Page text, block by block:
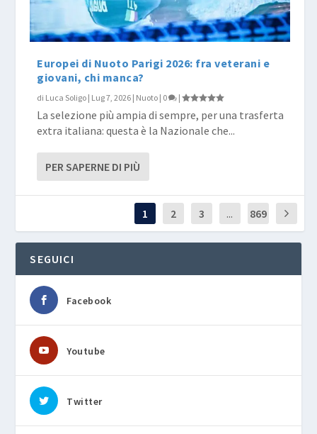
Europei di Nuoto Parigi 2026: fra veterani e
giovani, chi manca?
di Luca Soligo | Lug 7, 2026 | Nuoto | 0 |
La selezione più ampia di sempre, per una trasferta
extra italiana: questa è la Nazionale che...
PER SAPERNE DI PIÙ
1 2 3 ... 869
SEGUICI
Facebook
Youtube
Twitter